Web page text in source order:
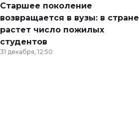
Старшее поколение
возвращается в вузы: в стране
растет число пожилых
студентов
31 декабря, 12:50